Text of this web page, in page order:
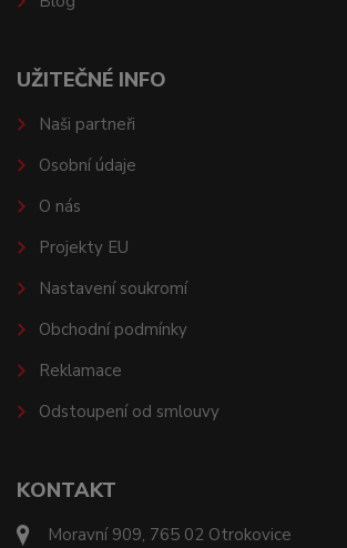
KONTAKT
Moravní 909, 765 02 Otrokovice
UŽITEČNÉ INFO
Naši partneři
Osobní údaje
O nás
Projekty EU
Nastavení soukromí
Obchodní podmínky
Reklamace
Odstoupení od smlouvy